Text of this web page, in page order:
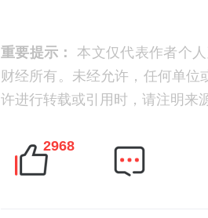
重要提示：
本文仅代表作者个
财经所有。未经允许，任何单
许进行转载或引用时，请注明来
2968